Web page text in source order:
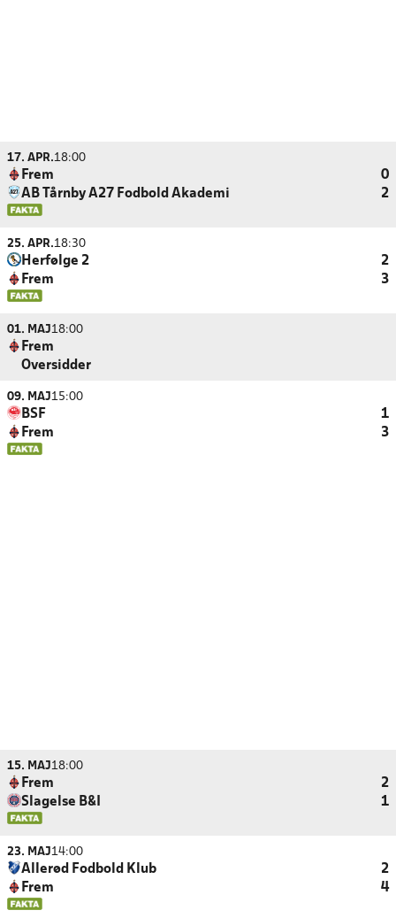
17. APR.18:00
Frem
0
AB Tårnby A27 Fodbold Akademi
2
25. APR.18:30
Herfølge 2
2
Frem
3
01. MAJ18:00
Frem
Oversidder
09. MAJ15:00
BSF
1
Frem
3
15. MAJ18:00
Frem
2
Slagelse B&I
1
23. MAJ14:00
Allerød Fodbold Klub
2
Frem
4